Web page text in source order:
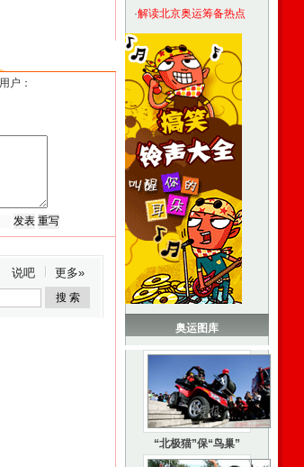
用户：
说吧 更多»
·解读北京奥运筹备热点
奥运图库
“北极猫”保“鸟巢”